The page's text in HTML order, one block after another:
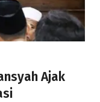
Ajak